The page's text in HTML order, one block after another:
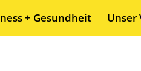
+ Gesundheit Unser